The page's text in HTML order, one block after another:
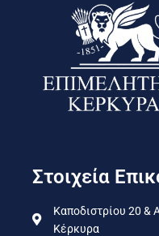
Στοιχεία
Καποδιστρίου 20 &
Κέρκυρα